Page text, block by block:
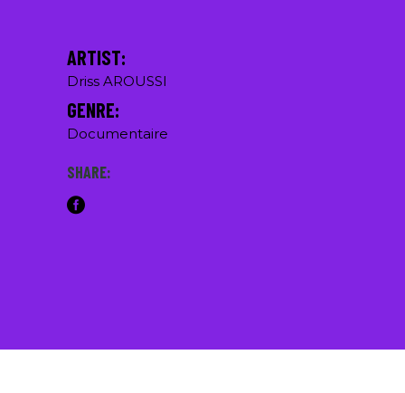
ARTIST:
Driss AROUSSI
GENRE:
Documentaire
SHARE: